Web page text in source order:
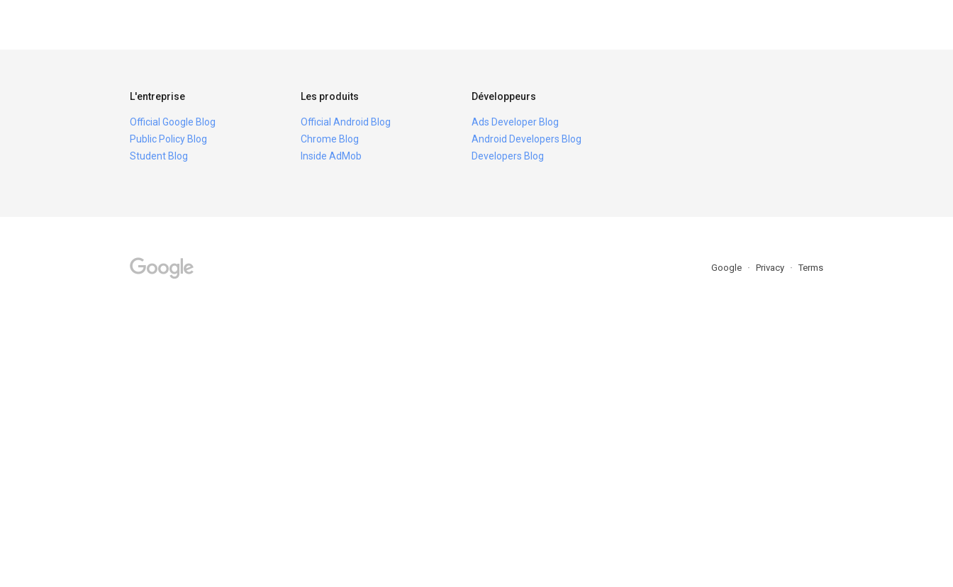
L'entreprise
Official Google Blog
Public Policy Blog
Student Blog
Les produits
Official Android Blog
Chrome Blog
Inside AdMob
Développeurs
Ads Developer Blog
Android Developers Blog
Developers Blog
Google Privacy Terms